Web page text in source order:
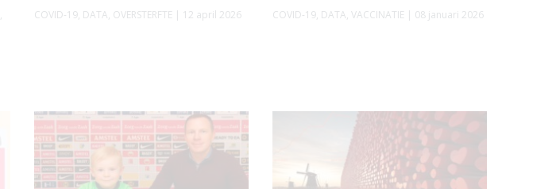
,
COVID-19, DATA, OVERSTERFTE | 12 april 2026 COVID-19, DATA, VACCINATIE | 08 januari 2026